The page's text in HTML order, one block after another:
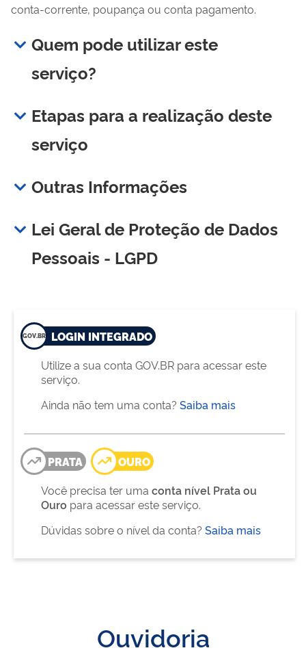
conta-corrente, poupança ou conta pagamento.
Quem pode utilizar este
serviço?
Etapas para a realização deste
serviço
Outras Informações
Lei Geral de Proteção de Dados
Pessoais - LGPD
LOGIN INTEGRADO
Utilize a sua conta GOV.BR para acessar este
serviço.
Ainda não tem uma conta? Saiba mais
PRATA
OURO
Você precisa ter uma conta nível Prata ou
Ouro para acessar este serviço.
Dúvidas sobre o nível da conta? Saiba mais
Ouvidoria